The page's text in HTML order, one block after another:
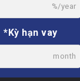
%/year
*Kỳ hạn vay
month